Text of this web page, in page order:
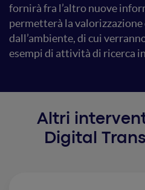
fornirà fra l’altro nuove
permetterà la
dall’ambiente, di cui
esempi di attività di ricerca
Altri
Digital